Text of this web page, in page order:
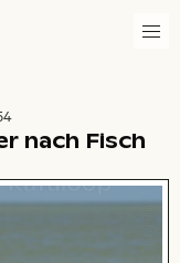
nach Fisch